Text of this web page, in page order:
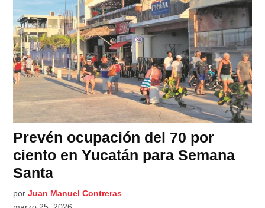
Prevén ocupación del 70 por
ciento en Yucatán para Semana
Santa
por Juan Manuel Contreras